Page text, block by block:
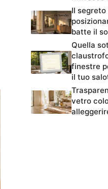
Il segreto
batte il
Quella
finestre
il tuo
vetro